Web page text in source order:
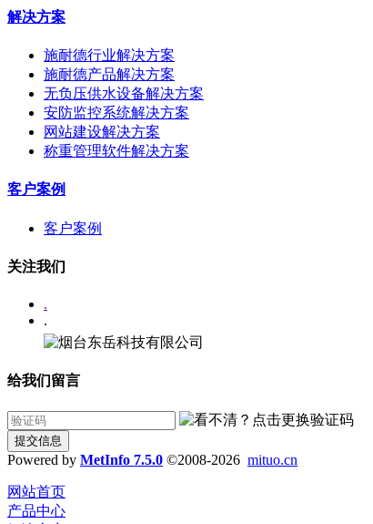
解决方案
施耐德行业解决方案
施耐德产品解决方案
无负压供水设备解决方案
安防监控系统解决方案
网站建设解决方案
称重管理软件解决方案
客户案例
客户案例
关注我们
.
.
给我们留言
提交信息
Powered by MetInfo 7.5.0 ©2008-2026 mituo.cn
网站首页
产品中心